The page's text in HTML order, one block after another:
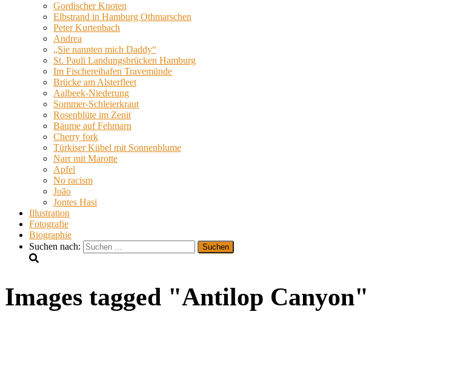
Gordischer Knoten
Elbstrand in Hamburg Othmarschen
Peter Kurtenbach
Andrea
„Sie nannten mich Daddy“
St. Pauli Landungsbrücken Hamburg
Im Fischereihafen Travemünde
Brücke am Alsterfleet
Aalbeek-Niederung
Sommer-Schleierkraut
Rosenblüte im Zenit
Bäume auf Fehmarn
Cherry fork
Türkiser Kübel mit Sonnenblume
Narr mit Marotte
Apfel
No racism
João
Jontes Hasi
Illustration
Fotografie
Biographie
Suchen nach:
Images tagged "Antilop Canyon"